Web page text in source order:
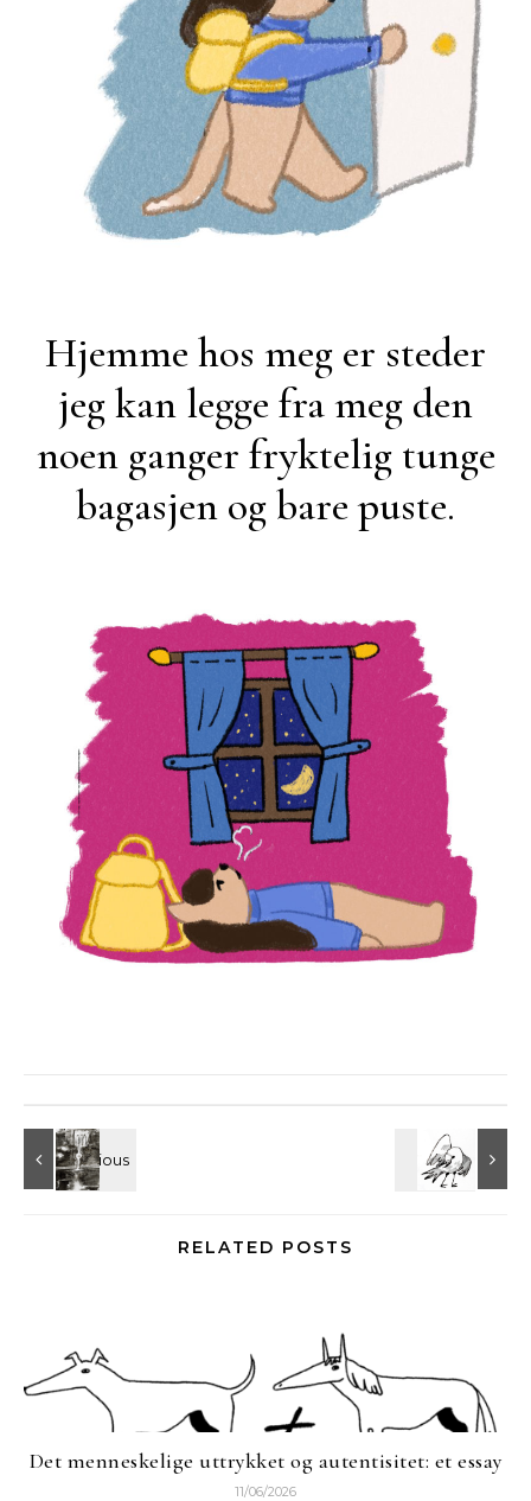
Hjemme hos meg er steder
jeg kan legge fra meg den
noen ganger fryktelig tunge
bagasjen og bare puste.
RELATED POSTS
Det menneskelige uttrykket og autentisitet: et essay
11/06/2026